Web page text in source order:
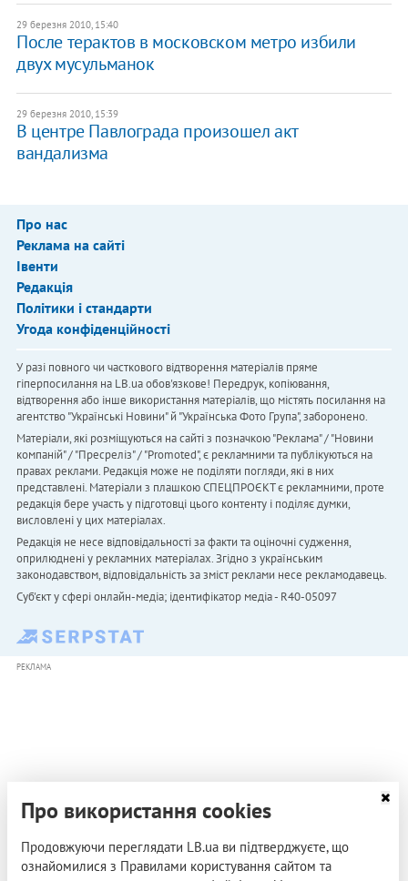
29 березня 2010, 15:40
После терактов в московском метро избили
двух мусульманок
29 березня 2010, 15:39
В центре Павлограда произошел акт
вандализма
Про нас
Реклама на сайті
Івенти
Редакція
Політики і стандарти
Угода конфіденційності
У разі повного чи часткового відтворення матеріалів пряме
гіперпосилання на LB.ua обов'язкове! Передрук, копіювання,
відтворення або інше використання матеріалів, що містять посилання на
агентство "Українськi Новини" й "Українська Фото Група", заборонено.
Матеріали, які розміщуються на сайті з позначкою "Реклама" / "Новини
компаній" / "Пресреліз" / "Promoted", є рекламними та публікуються на
правах реклами. Редакція може не поділяти погляди, які в них
представлені. Матеріали з плашкою СПЕЦПРОЄКТ є рекламними, проте
редакція бере участь у підготовці цього контенту і поділяє думки,
висловлені у цих матеріалах.
Редакція не несе відповідальності за факти та оціночні судження,
оприлюднені у рекламних матеріалах. Згідно з українським
законодавством, відповідальність за зміст реклами несе рекламодавець.
Cуб'єкт у сфері онлайн-медіа; ідентифікатор медіа - R40-05097
РЕКЛАМА
Про використання cookies
Продовжуючи переглядати LB.ua ви підтверджуєте, що
ознайомилися з Правилами користування сайтом та